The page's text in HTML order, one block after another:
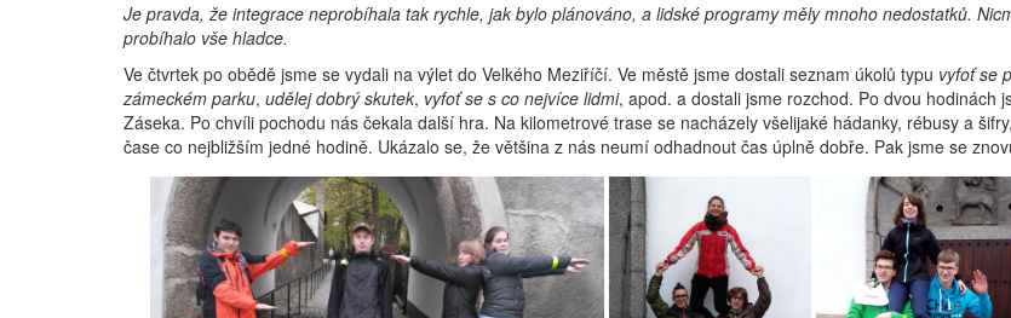
Je pravda, že integrace neprobíhala tak rychle, jak bylo plánováno, a lidské programy měly mnoho nedostatků.
probíhalo vše hladce.
Ve čtvrtek po obědě jsme se vydali na výlet do Velkého Meziříčí. Ve městě jsme dostali seznam úkolů typu vyfoť se
zámeckém parku, udělej dobrý skutek, vyfoť se s co nejvíce lidmi, apod. a dostali jsme rozchod. Po dvou hodinách
Záseka. Po chvíli pochodu nás čekala další hra. Na kilometrové trase se nacházely všelijaké hádanky, rébusy a
čase co nejbližším jedné hodině. Ukázalo se, že většina z nás neumí odhadnout čas úplně dobře. Pak jsme se